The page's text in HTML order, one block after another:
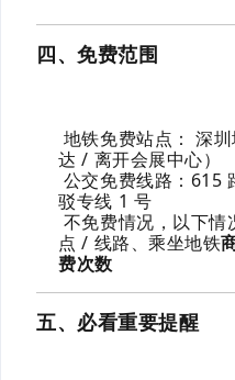
四、免费范围
地铁免费站点： 深
达 / 离开会展中心）
公交免费线路：615
驳专线 1 号
不免费情况，以下情
点 / 线路、乘坐地铁
费次数
五、必看重要提醒